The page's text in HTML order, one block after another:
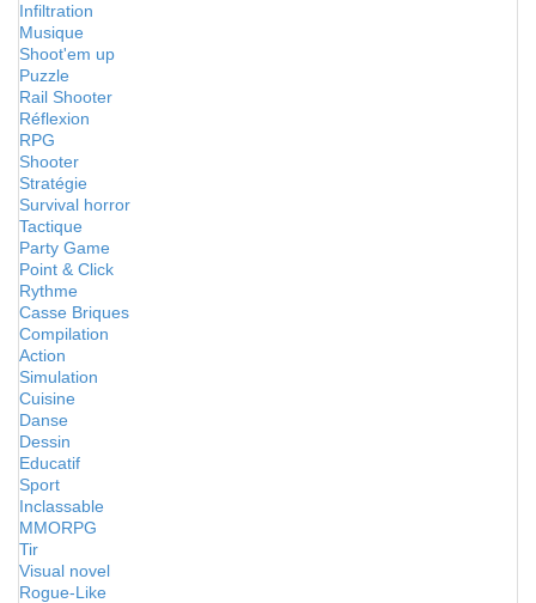
Infiltration
Musique
Shoot'em up
Puzzle
Rail Shooter
Réflexion
RPG
Shooter
Stratégie
Survival horror
Tactique
Party Game
Point & Click
Rythme
Casse Briques
Compilation
Action
Simulation
Cuisine
Danse
Dessin
Educatif
Sport
Inclassable
MMORPG
Tir
Visual novel
Rogue-Like